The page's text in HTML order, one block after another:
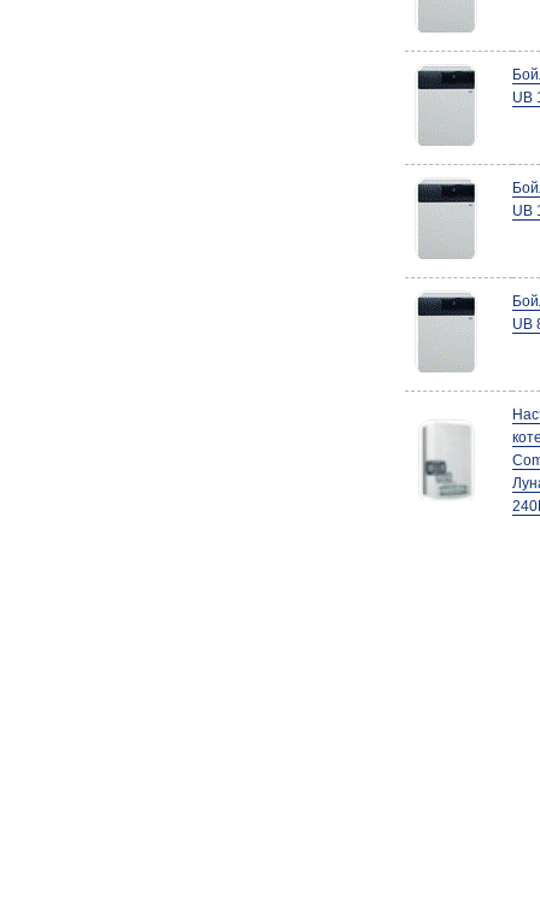
UB
UB
UB